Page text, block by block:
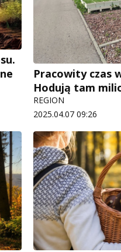
Pracowity czas
Hodują tam
REGION
2025.04.07 09:26